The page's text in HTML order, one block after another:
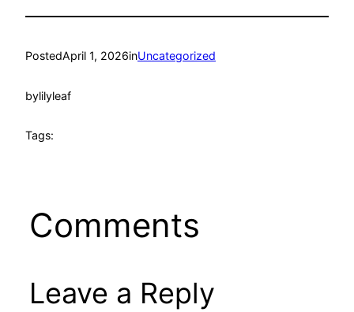
PostedApril 1, 2026inUncategorized
bylilyleaf
Tags:
Comments
Leave a Reply